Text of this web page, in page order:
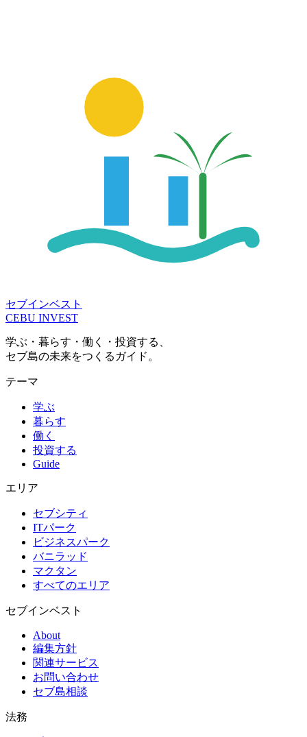
セブインベスト
CEBU INVEST
学ぶ・暮らす・働く・投資する、
セブ島の未来をつくるガイド。
テーマ
学ぶ
暮らす
働く
投資する
Guide
エリア
セブシティ
ITパーク
ビジネスパーク
バニラッド
マクタン
すべてのエリア
セブインベスト
About
編集方針
関連サービス
お問い合わせ
セブ島相談
法務